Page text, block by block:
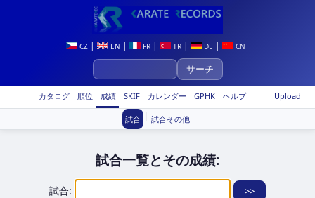
CZ| EN | FR| TR| DE | CN
Upload
カタログ 順位 成績 SKIF カレンダー GPHK ヘルプ
試合 | 試合その他
試合一覧とその成績:
試合: